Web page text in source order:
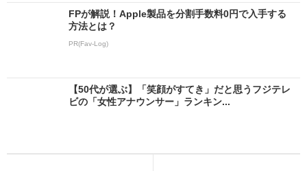
FPが解説！Apple製品を分割手数料0円で入手する
方法とは？
PR(Fav-Log)
【50代が選ぶ】「笑顔がすてき」だと思うフジテレ
ビの「女性アナウンサー」ランキン...